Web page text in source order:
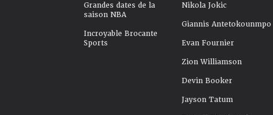
Grandes dates de la
saison NBA
Incroyable Brocante
Sports
Nikola Jokic
Giannis Antetokounmpo
Evan Fournier
Zion Williamson
Devin Booker
Jayson Tatum